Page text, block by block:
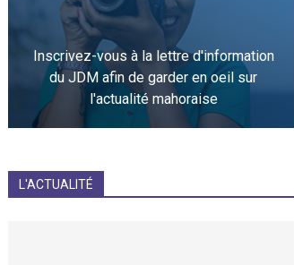
Inscrivez-vous à la lettre d'information
du JDM afin de garder en oeil sur
l'actualité mahoraise
L'ACTUALITÉ